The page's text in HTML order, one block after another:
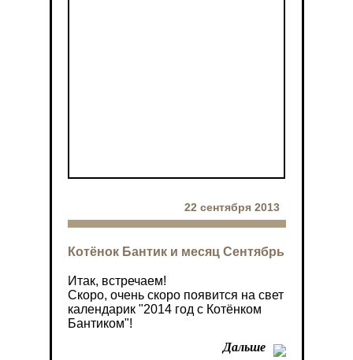
22 сентября 2013
Котёнок Бантик и месяц Сентябрь
Итак, встречаем!
Скоро, очень скоро появится на свет
календарик "2014 год с Котёнком
Бантиком"!
Дальше